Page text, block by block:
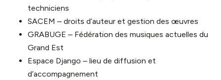
techniciens
SACEM – droits d’auteur et gestion des œuvres
GRABUGE – Fédération des musiques actuelles du
Grand Est
Espace Django – lieu de diffusion et
d’accompagnement